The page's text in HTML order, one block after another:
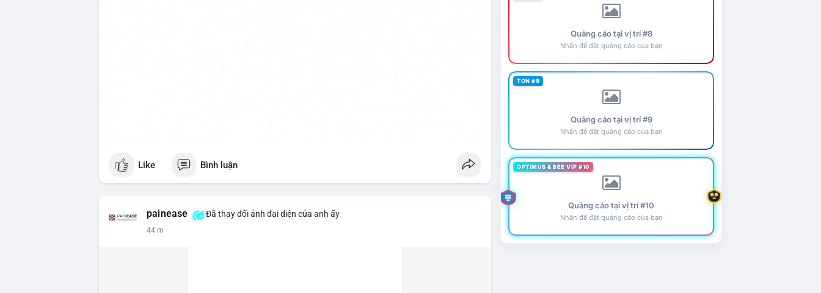
Like Bình luận
painease Đã thay đổi ảnh đại diện của anh ấy
44 m
Quảng cáo tại vị trí #8
Nhấn để đặt quảng cáo của bạn
TON #9
Quảng cáo tại vị trí #9
Nhấn để đặt quảng cáo của bạn
OPTIMUS & BEE VIP #10
Quảng cáo tại vị trí #10
Nhấn để đặt quảng cáo của bạn